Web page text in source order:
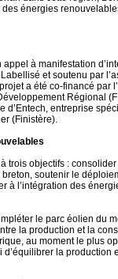
énergies
à manifestation
et soutenu par
a été co-financé par
Régional
d’Entech, entreprise
(Finistère).
trois objectifs :
soutenir le
à l’intégration des
le parc éolien du
la production et la
au moment le plus
la production